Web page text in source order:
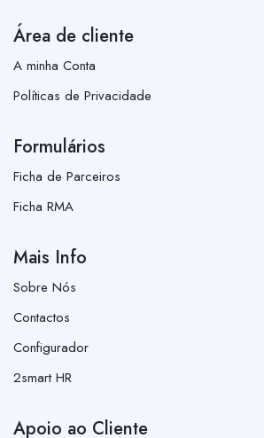
Área de cliente
A minha Conta
Políticas de Privacidade
Formulários
Ficha de Parceiros
Ficha RMA
Mais Info
Sobre Nós
Contactos
Configurador
2smart HR
Apoio ao Cliente